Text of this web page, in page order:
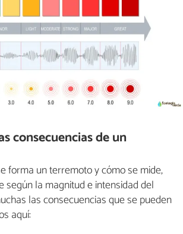
consecuencias de un
forma un terremoto y cómo se mide,
según la magnitud e intensidad del
las consecuencias que se pueden
aquí: